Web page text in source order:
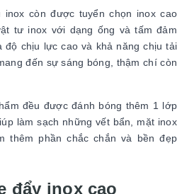
inox còn được tuyển chọn inox cao
tư inox với dạng ống và tấm đảm
độ chịu lực cao và khả năng chịu tải
đến sự sáng bóng, thậm chí còn
đều được đánh bóng thêm 1 lớp
làm sạch những vết bẩn, mặt inox
thêm phần chắc chắn và bền đẹp
đẩy inox cao